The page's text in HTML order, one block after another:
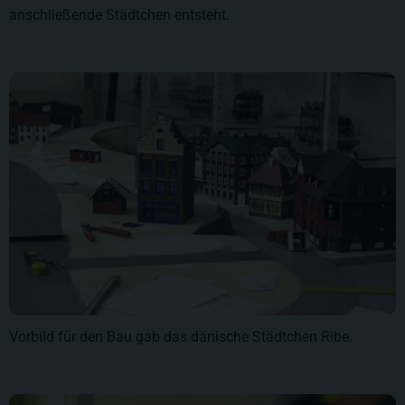
anschließende Städtchen entsteht.
Vorbild für den Bau gab das dänische Städtchen Ribe.